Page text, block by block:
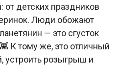
детских праздников
Люди обожают
— это сгусток
К тому же, это отличный
устроить розыгрыш и